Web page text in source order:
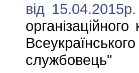
від
службовець"